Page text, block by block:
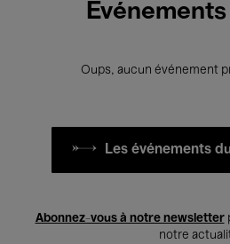
Oups, aucun événement
Les événements
Abonnez-vous à notre newsletter
notre